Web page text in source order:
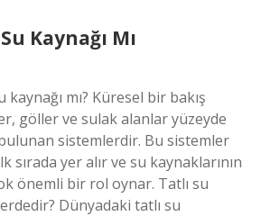
Kaynağı Mı
mı? Küresel bir bakış
göller ve sulak alanlar yüzeyde
sistemlerdir. Bu sistemler
sırada yer alır ve su kaynaklarının
önemli bir rol oynar. Tatlı su
Dünyadaki tatlı su